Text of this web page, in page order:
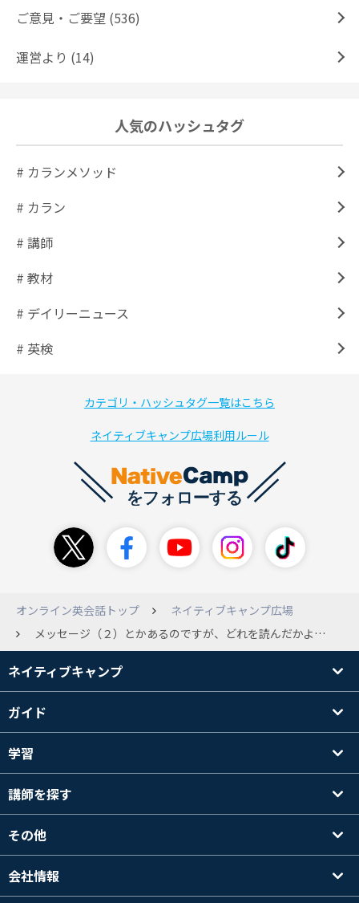
ご意見・ご要望 (536)
運営より (14)
人気のハッシュタグ
# カランメソッド
# カラン
# 講師
# 教材
# デイリーニュース
# 英検
カテゴリ・ハッシュタグ一覧はこちら
ネイティブキャンプ広場利用ルール
オンライン英会話トップ
ネイティブキャンプ広場
メッセージ（２）とかあるのですが、どれを読んだかよくわからなくて、一度開けたメッセージは、色が変わるとか、何となくどれを開けたか、わかるほうが便利だなあと思います。一応気が付いたときに最新のものから開けていくのですが、だいぶ前のなのか、既読にならなくて、何となく気になります。まあ、あまり授業とは関係ないのですが（笑）
ネイティブキャンプ
ガイド
学習
講師を探す
その他
会社情報